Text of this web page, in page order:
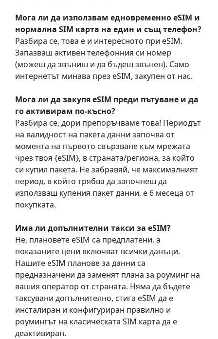
Мога ли да използвам едновременно eSIM и
нормална SIM карта на един и същ телефон?
Разбира се, това е и интересното при eSIM.
Запазваш активен телефонния си номер
(можеш да звъниш и да бъдеш звънен). Само
интернетът минава през eSIM, закупен от нас.
Мога ли да закупя eSIM преди пътуване и да
го активирам по-късно?
Разбира се, дори препоръчваме това! Периодът
на валидност на пакета данни започва от
момента на първото свързване към мрежата
чрез твоя {eSIM}, в страната/региона, за който
си купил пакета. Не забравяй, че максималният
период, в който трябва да започнеш да
използваш купения пакет данни, е 6 месеца от
покупката.
Има ли допълнителни такси за eSIM?
Не, плановете eSIM са предплатени, а
показаните цени включват всички данъци.
Нашите eSIM планове за данни са
предназначени да заменят плана за роуминг на
вашия оператор от страната. Няма да бъдете
таксувани допълнително, стига eSIM да е
инсталиран и конфигуриран правилно и
роумингът на класическата SIM карта да е
деактивиран.